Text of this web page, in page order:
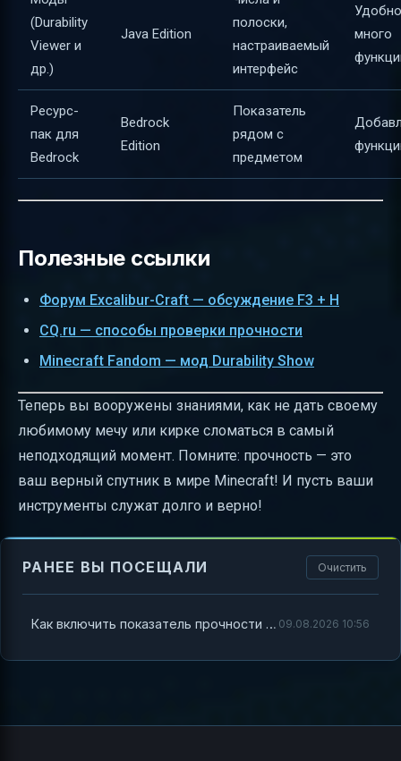
(Durability
Viewer и
др.)
Java Edition
полоски,
настраиваемый
интерфейс
много
Ресурс-
пак для
Bedrock
Bedrock
Edition
Показатель
рядом с
предметом
Полезные ссылки
Форум Excalibur-Craft — обсуждение F3 + H
CQ.ru — способы проверки прочности
Minecraft Fandom — мод Durability Show
Теперь вы вооружены знаниями, как не дать своему
любимому мечу или кирке сломаться в самый
неподходящий момент. Помните: прочность — это
ваш верный спутник в мире Minecraft! И пусть ваши
инструменты служат долго и верно!
РАНЕЕ ВЫ ПОСЕЩАЛИ Очистить
Как включить показатель прочности в Minecraft — полный гид с практическими советами 09.08.2026 10:56